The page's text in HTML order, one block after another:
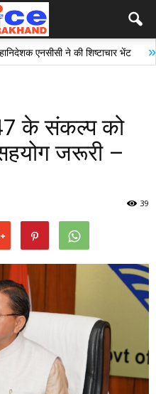
ने की शिष्टाचार भेंट » भारी से
के संकल्प को
जरूरी –
39